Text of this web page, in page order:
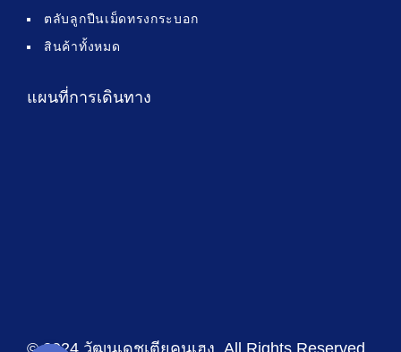
ตลับลูกปืนเม็ดทรงกระบอก
สินค้าทั้งหมด
แผนที่การเดินทาง
© 2024 วัฒนเดชเตียคุนเฮง . All Rights Reserved .